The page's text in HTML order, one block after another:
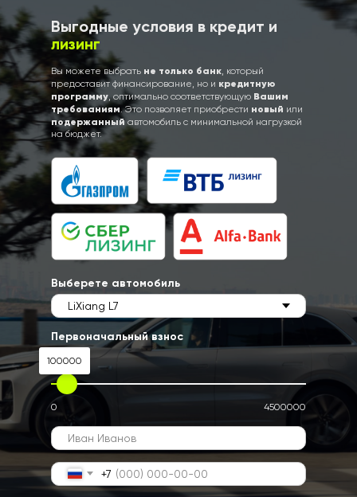
Выгодные условия в кредит и
лизинг
Вы можете выбрать не только банк , который
предоставит финансирование, но и кредитную
программу , оптимально соответствующую Вашим
требованиям. Это позволяет приобрести новый или
подержанный автомобиль с минимальной нагрузкой
на бюджет.
Выберете автомобиль
Первоначальный взнос
100000
0 4500000
+7